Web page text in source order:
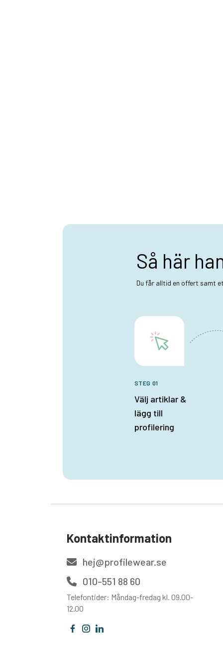
Så här
Du får alltid en offert samt
STEG 01
Välj artiklar &
lägg till
profilering
Kontaktinformation
hej@profilewear.se
010-551 88 60
Telefontider: Måndag-fredag kl. 09.00-
12.00